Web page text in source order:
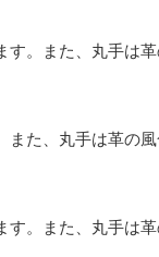
。また、丸手は
た、丸手は革の
。また、丸手は